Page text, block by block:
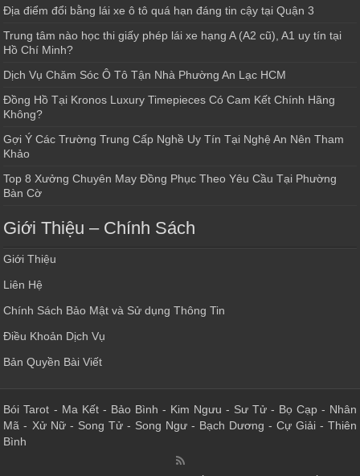
Địa điểm đổi bằng lái xe ô tô quá hạn đáng tin cậy tại Quận 3
Trung tâm nào học thi giấy phép lái xe hạng A (A2 cũ), A1 uy tín tại
Hồ Chí Minh?
Dịch Vụ Chăm Sóc Ô Tô Tận Nhà Phường An Lạc HCM
Đồng Hồ Tại Kronos Luxury Timepieces Có Cam Kết Chính Hãng
Không?
Gợi Ý Các Trường Trung Cấp Nghề Uy Tín Tại Nghệ An Nên Tham
Khảo
Top 8 Xưởng Chuyên May Đồng Phục Theo Yêu Cầu Tại Phường
Bàn Cờ
Giới Thiệu – Chính Sách
Giới Thiệu
Liên Hệ
Chính Sách Bảo Mật và Sử dụng Thông Tin
Điều Khoản Dịch Vụ
Bản Quyền Bài Viết
Bói Tarot - Ma Kết- Bảo Bình - Kim Ngưu - Sư Tử- Bọ Cạp- Nhân
Mã - Xử Nữ- Song Tử- Song Ngư- Bạch Dương - Cự Giải- Thiên
Bình